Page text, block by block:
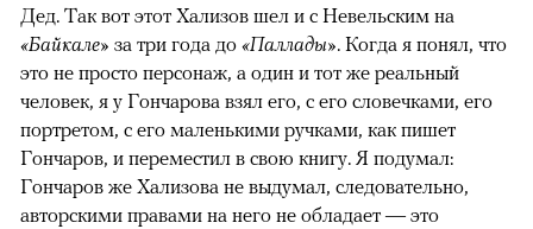
Дед. Так вот этот Хализов шел и с Невельским на
«Байкале» за три года до «Паллады». Когда я понял, что
это не просто персонаж, а один и тот же реальный
человек, я у Гончарова взял его, с его словечками, его
портретом, с его маленькими ручками, как пишет
Гончаров, и переместил в свою книгу. Я подумал:
Гончаров же Хализова не выдумал, следовательно,
авторскими правами на него не обладает — это